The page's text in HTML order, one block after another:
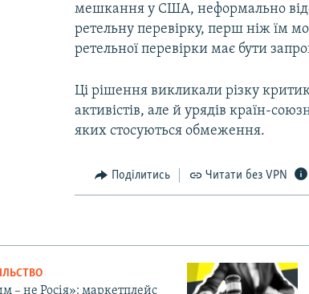
мешкання у США, неформально
ретельну перевірку, перш ніж їм
ретельної перевірки має бути
Ці рішення викликали різку
активістів, але й урядів країн-
яких стосуються обмеження.
Поділитись Читати без VPN
– не Росія»: маркетплейс